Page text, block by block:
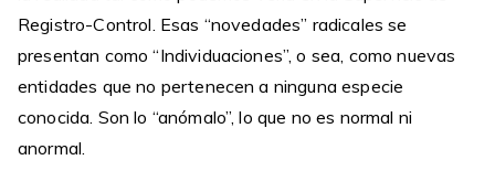
Registro-Control. Esas “novedades” radicales se
presentan como “Individuaciones”, o sea, como nuevas
entidades que no pertenecen a ninguna especie
conocida. Son lo “anómalo”, lo que no es normal ni
anormal.